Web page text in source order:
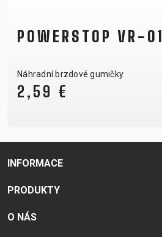
POWERSTOP VR-01
Náhradní brzdové gumičky
2,59 €
INFORMACE
PRODUKTY
O NÁS